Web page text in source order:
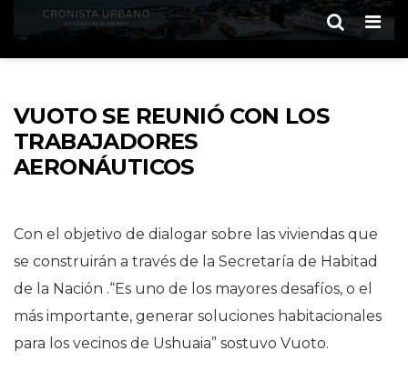
VUOTO SE REUNIÓ CON LOS
TRABAJADORES
AERONÁUTICOS
Con el objetivo de dialogar sobre las viviendas que
se construirán a través de la Secretaría de Habitad
de la Nación .“Es uno de los mayores desafíos, o el
más importante, generar soluciones habitacionales
para los vecinos de Ushuaia” sostuvo Vuoto.